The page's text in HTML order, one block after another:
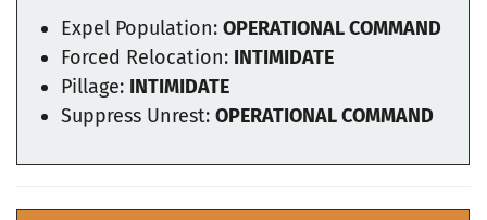
Expel Population: OPERATIONAL COMMAND
Forced Relocation: INTIMIDATE
Pillage: INTIMIDATE
Suppress Unrest: OPERATIONAL COMMAND